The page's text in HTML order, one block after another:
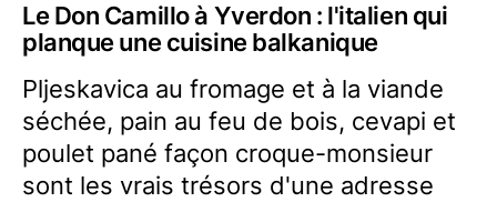
Le Don Camillo à Yverdon : l'italien qui
planque une cuisine balkanique
Pljeskavica au fromage et à la viande
séchée, pain au feu de bois, cevapi et
poulet pané façon croque-monsieur
sont les vrais trésors d'une adresse